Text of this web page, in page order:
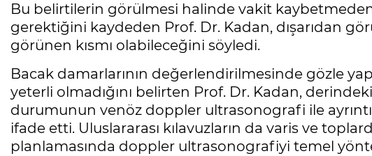
Bu belirtilerin görülmesi halinde vakit
gerektiğini kaydeden Prof. Dr. Kadan, dışarıdan
görünen kısmı olabileceğini söyledi.
Bacak damarlarının değerlendirilmesinde gözle
yeterli olmadığını belirten Prof. Dr. Kadan,
durumunun venöz doppler ultrasonografi ile
ifade etti. Uluslararası kılavuzların da varis ve
planlamasında doppler ultrasonografiyi temel